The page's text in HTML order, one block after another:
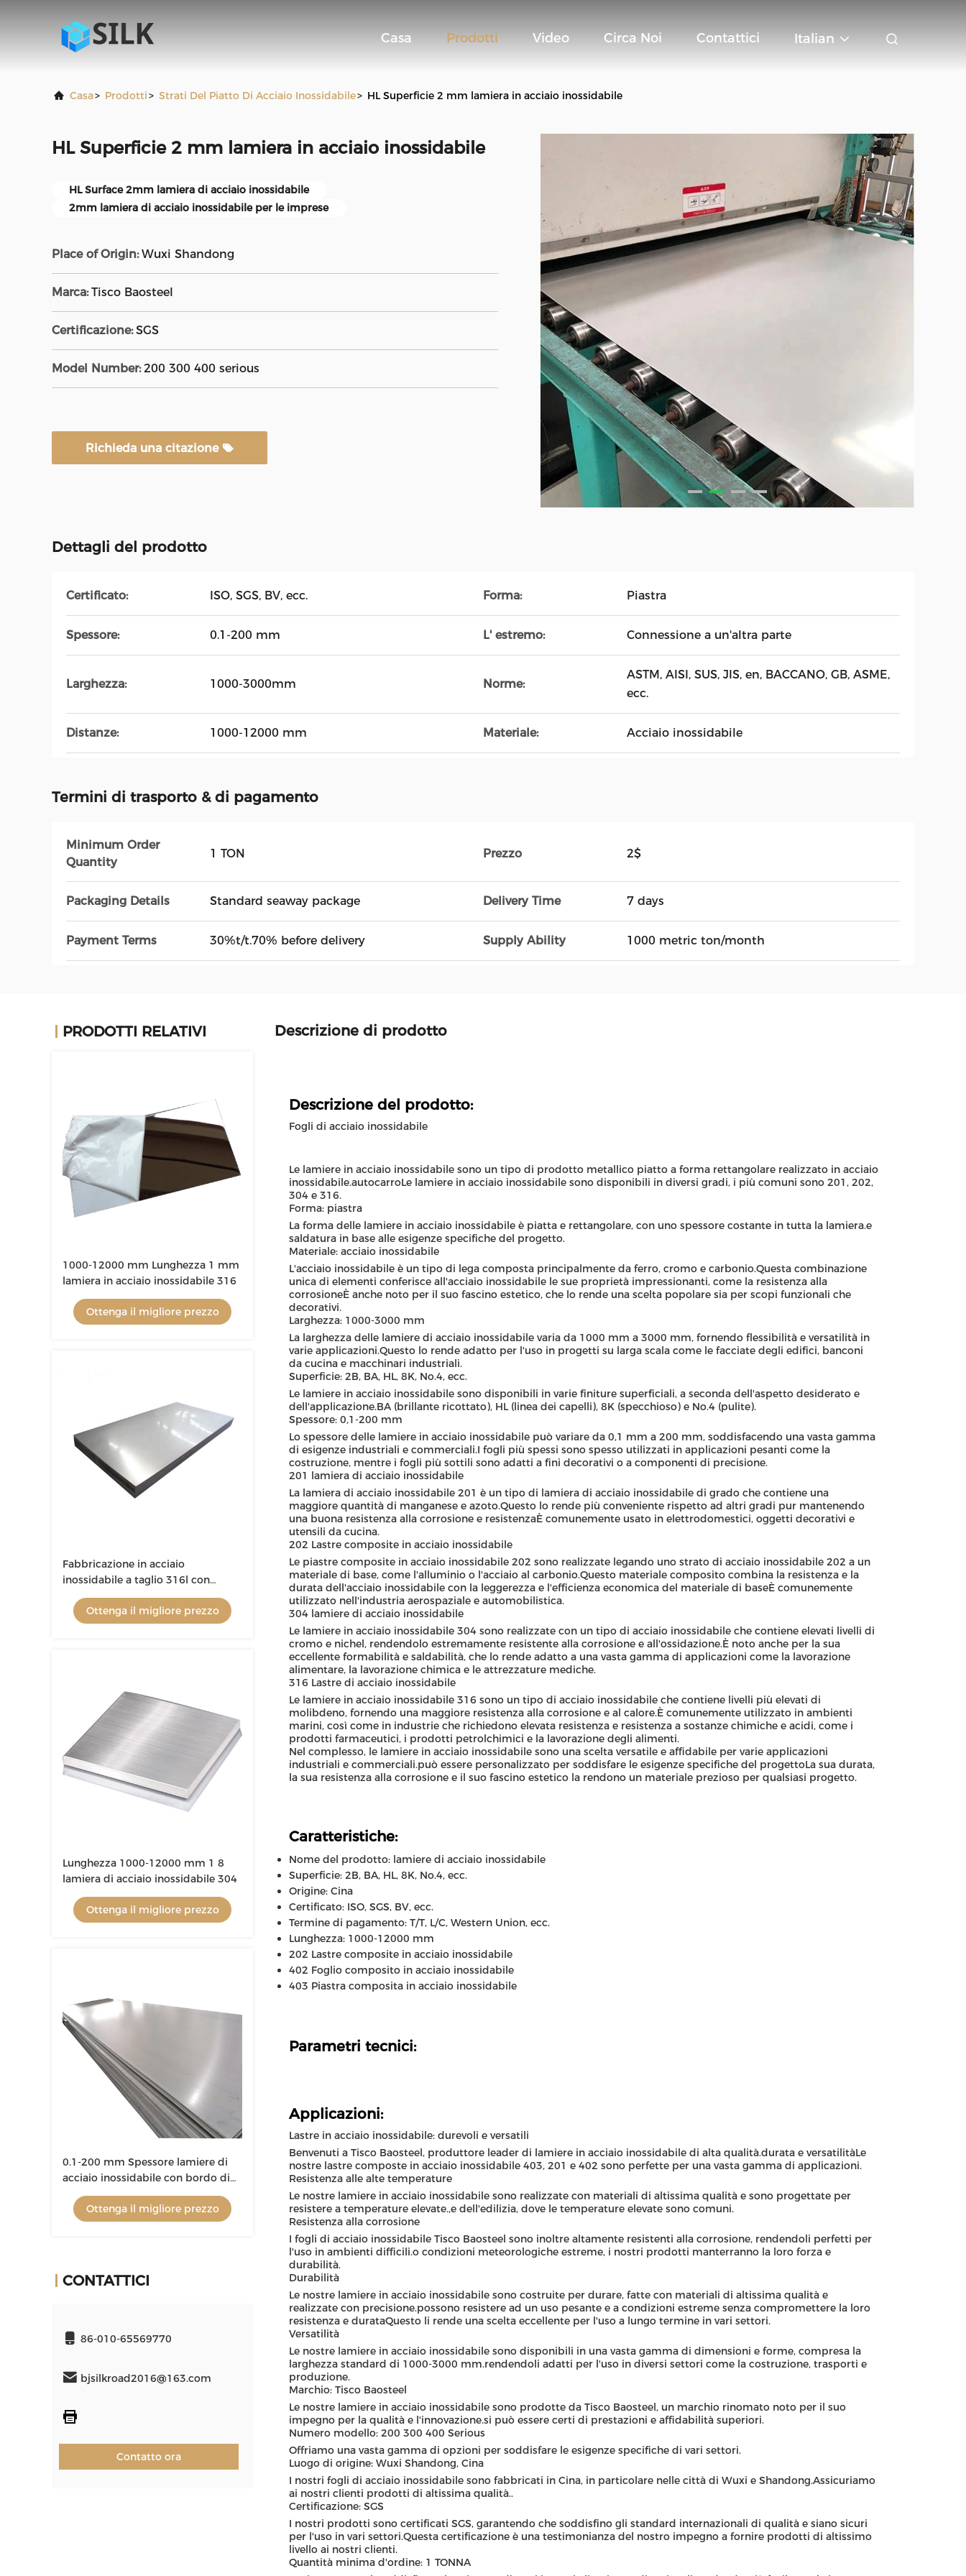
Casa Prodotti Video Circa Noi Contattici Italian
Casa> Prodotti> Strati Del Piatto Di Acciaio Inossidabile> HL Superficie 2 mm lamiera in acciaio inossidabile
HL Superficie 2 mm lamiera in acciaio inossidabile
HL Surface 2mm lamiera di acciaio inossidabile
2mm lamiera di acciaio inossidabile per le imprese
Place of Origin: Wuxi Shandong
Marca: Tisco Baosteel
Certificazione: SGS
Model Number: 200 300 400 serious
Richieda una citazione
Dettagli del prodotto
Certificato: ISO, SGS, BV, ecc. Forma: Piastra
Spessore: 0.1-200 mm L' estremo: Connessione a un'altra parte
Larghezza: 1000-3000mm Norme:
ASTM, AISI, SUS, JIS, en, BACCANO, GB, ASME,
ecc.
Distanze: 1000-12000 mm Materiale: Acciaio inossidabile
Termini di trasporto & di pagamento
Minimum Order
Quantity
1 TON Prezzo 2$
Packaging Details Standard seaway package Delivery Time 7 days
Payment Terms 30%t/t.70% before delivery Supply Ability 1000 metric ton/month
PRODOTTI RELATIVI
1000-12000 mm Lunghezza 1 mm
lamiera in acciaio inossidabile 316
Ottenga il migliore prezzo
Fabbricazione in acciaio
inossidabile a taglio 316l con
certificato ISO
Ottenga il migliore prezzo
Lunghezza 1000-12000 mm 1 8
lamiera di acciaio inossidabile 304
Ottenga il migliore prezzo
0.1-200 mm Spessore lamiere di
acciaio inossidabile con bordo di
mulino 1000-3000 mm di
larghezza
Ottenga il migliore prezzo
CONTATTICI
86-010-65569770
bjsilkroad2016@163.com
Contatto ora
Descrizione di prodotto
Descrizione del prodotto:
Fogli di acciaio inossidabile
Le lamiere in acciaio inossidabile sono un tipo di prodotto metallico piatto a forma rettangolare realizzato in acciaio
inossidabile.autocarroLe lamiere in acciaio inossidabile sono disponibili in diversi gradi, i più comuni sono 201, 202,
304 e 316.
Forma: piastra
La forma delle lamiere in acciaio inossidabile è piatta e rettangolare, con uno spessore costante in tutta la lamiera.e
saldatura in base alle esigenze specifiche del progetto.
Materiale: acciaio inossidabile
L'acciaio inossidabile è un tipo di lega composta principalmente da ferro, cromo e carbonio.Questa combinazione
unica di elementi conferisce all'acciaio inossidabile le sue proprietà impressionanti, come la resistenza alla
corrosioneÈ anche noto per il suo fascino estetico, che lo rende una scelta popolare sia per scopi funzionali che
decorativi.
Larghezza: 1000-3000 mm
La larghezza delle lamiere di acciaio inossidabile varia da 1000 mm a 3000 mm, fornendo flessibilità e versatilità in
varie applicazioni.Questo lo rende adatto per l'uso in progetti su larga scala come le facciate degli edifici, banconi
da cucina e macchinari industriali.
Superficie: 2B, BA, HL, 8K, No.4, ecc.
Le lamiere in acciaio inossidabile sono disponibili in varie finiture superficiali, a seconda dell'aspetto desiderato e
dell'applicazione.BA (brillante ricottato), HL (linea dei capelli), 8K (specchioso) e No.4 (pulite).
Spessore: 0,1-200 mm
Lo spessore delle lamiere in acciaio inossidabile può variare da 0,1 mm a 200 mm, soddisfacendo una vasta gamma
di esigenze industriali e commerciali.I fogli più spessi sono spesso utilizzati in applicazioni pesanti come la
costruzione, mentre i fogli più sottili sono adatti a fini decorativi o a componenti di precisione.
201 lamiera di acciaio inossidabile
La lamiera di acciaio inossidabile 201 è un tipo di lamiera di acciaio inossidabile di grado che contiene una
maggiore quantità di manganese e azoto.Questo lo rende più conveniente rispetto ad altri gradi pur mantenendo
una buona resistenza alla corrosione e resistenzaÈ comunemente usato in elettrodomestici, oggetti decorativi e
utensili da cucina.
202 Lastre composite in acciaio inossidabile
Le piastre composite in acciaio inossidabile 202 sono realizzate legando uno strato di acciaio inossidabile 202 a un
materiale di base, come l'alluminio o l'acciaio al carbonio.Questo materiale composito combina la resistenza e la
durata dell'acciaio inossidabile con la leggerezza e l'efficienza economica del materiale di baseÈ comunemente
utilizzato nell'industria aerospaziale e automobilistica.
304 lamiere di acciaio inossidabile
Le lamiere in acciaio inossidabile 304 sono realizzate con un tipo di acciaio inossidabile che contiene elevati livelli di
cromo e nichel, rendendolo estremamente resistente alla corrosione e all'ossidazione.È noto anche per la sua
eccellente formabilità e saldabilità, che lo rende adatto a una vasta gamma di applicazioni come la lavorazione
alimentare, la lavorazione chimica e le attrezzature mediche.
316 Lastre di acciaio inossidabile
Le lamiere in acciaio inossidabile 316 sono un tipo di acciaio inossidabile che contiene livelli più elevati di
molibdeno, fornendo una maggiore resistenza alla corrosione e al calore.È comunemente utilizzato in ambienti
marini, così come in industrie che richiedono elevata resistenza e resistenza a sostanze chimiche e acidi, come i
prodotti farmaceutici, i prodotti petrolchimici e la lavorazione degli alimenti.
Nel complesso, le lamiere in acciaio inossidabile sono una scelta versatile e affidabile per varie applicazioni
industriali e commerciali.può essere personalizzato per soddisfare le esigenze specifiche del progettoLa sua durata,
la sua resistenza alla corrosione e il suo fascino estetico la rendono un materiale prezioso per qualsiasi progetto.
Caratteristiche:
Nome del prodotto: lamiere di acciaio inossidabile
Superficie: 2B, BA, HL, 8K, No.4, ecc.
Origine: Cina
Certificato: ISO, SGS, BV, ecc.
Termine di pagamento: T/T, L/C, Western Union, ecc.
Lunghezza: 1000-12000 mm
202 Lastre composite in acciaio inossidabile
402 Foglio composito in acciaio inossidabile
403 Piastra composita in acciaio inossidabile
Parametri tecnici:
Applicazioni:
Lastre in acciaio inossidabile: durevoli e versatili
Benvenuti a Tisco Baosteel, produttore leader di lamiere in acciaio inossidabile di alta qualità.durata e versatilitàLe
nostre lastre composte in acciaio inossidabile 403, 201 e 402 sono perfette per una vasta gamma di applicazioni.
Resistenza alle alte temperature
Le nostre lamiere in acciaio inossidabile sono realizzate con materiali di altissima qualità e sono progettate per
resistere a temperature elevate.,e dell'edilizia, dove le temperature elevate sono comuni.
Resistenza alla corrosione
I fogli di acciaio inossidabile Tisco Baosteel sono inoltre altamente resistenti alla corrosione, rendendoli perfetti per
l'uso in ambienti difficili.o condizioni meteorologiche estreme, i nostri prodotti manterranno la loro forza e
durabilità.
Durabilità
Le nostre lamiere in acciaio inossidabile sono costruite per durare, fatte con materiali di altissima qualità e
realizzate con precisione.possono resistere ad un uso pesante e a condizioni estreme senza compromettere la loro
resistenza e durataQuesto li rende una scelta eccellente per l'uso a lungo termine in vari settori.
Versatilità
Le nostre lamiere in acciaio inossidabile sono disponibili in una vasta gamma di dimensioni e forme, compresa la
larghezza standard di 1000-3000 mm.rendendoli adatti per l'uso in diversi settori come la costruzione, trasporti e
produzione.
Marchio: Tisco Baosteel
Le nostre lamiere in acciaio inossidabile sono prodotte da Tisco Baosteel, un marchio rinomato noto per il suo
impegno per la qualità e l'innovazione.si può essere certi di prestazioni e affidabilità superiori.
Numero modello: 200 300 400 Serious
Offriamo una vasta gamma di opzioni per soddisfare le esigenze specifiche di vari settori.
Luogo di origine: Wuxi Shandong, Cina
I nostri fogli di acciaio inossidabile sono fabbricati in Cina, in particolare nelle città di Wuxi e Shandong.Assicuriamo
ai nostri clienti prodotti di altissima qualità..
Certificazione: SGS
I nostri prodotti sono certificati SGS, garantendo che soddisfino gli standard internazionali di qualità e siano sicuri
per l'uso in vari settori.Questa certificazione è una testimonianza del nostro impegno a fornire prodotti di altissimo
livello ai nostri clienti.
Quantità minima d'ordine: 1 TONNA